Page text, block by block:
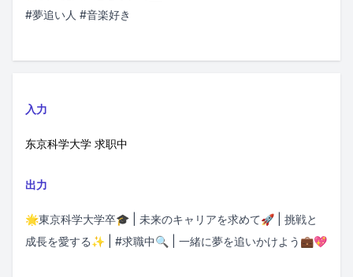
#夢追い人 #音楽好き
入力
东京科学大学 求职中
出力
🌟東京科学大学卒🎓 | 未来のキャリアを求めて🚀 | 挑戦と
成長を愛する✨ | #求職中🔍 | 一緒に夢を追いかけよう💼💖